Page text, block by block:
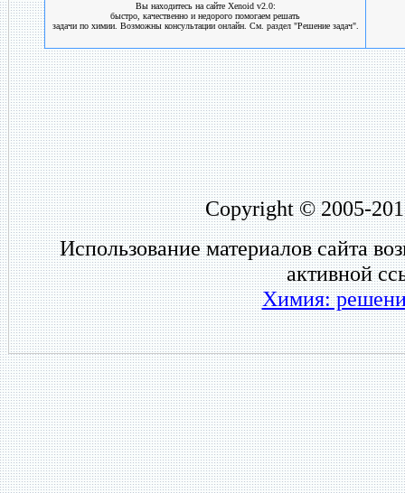
Вы находитесь на сайте Xenoid v2.0:
быстро, качественно и недорого помогаем решать
задачи по химии. Возможны консультации онлайн. См. раздел "Решение задач".
Copyright © 2005-
Использование материалов сайта
активной
Химия: